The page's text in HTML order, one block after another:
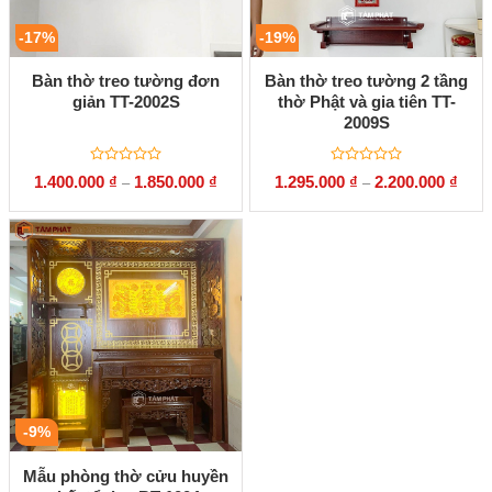
-17%
Bàn thờ treo tường đơn
giản TT-2002S
Được
xếp
0
5
sao
1.400.000 ₫ – 1.850.000 ₫
-19%
Bàn thờ treo tường 2 tầng
thờ Phật và gia tiên TT-
2009S
Được
xếp
1.295.000 ₫ – 2.200.000 ₫
-9%
Mẫu phòng thờ cửu huyền